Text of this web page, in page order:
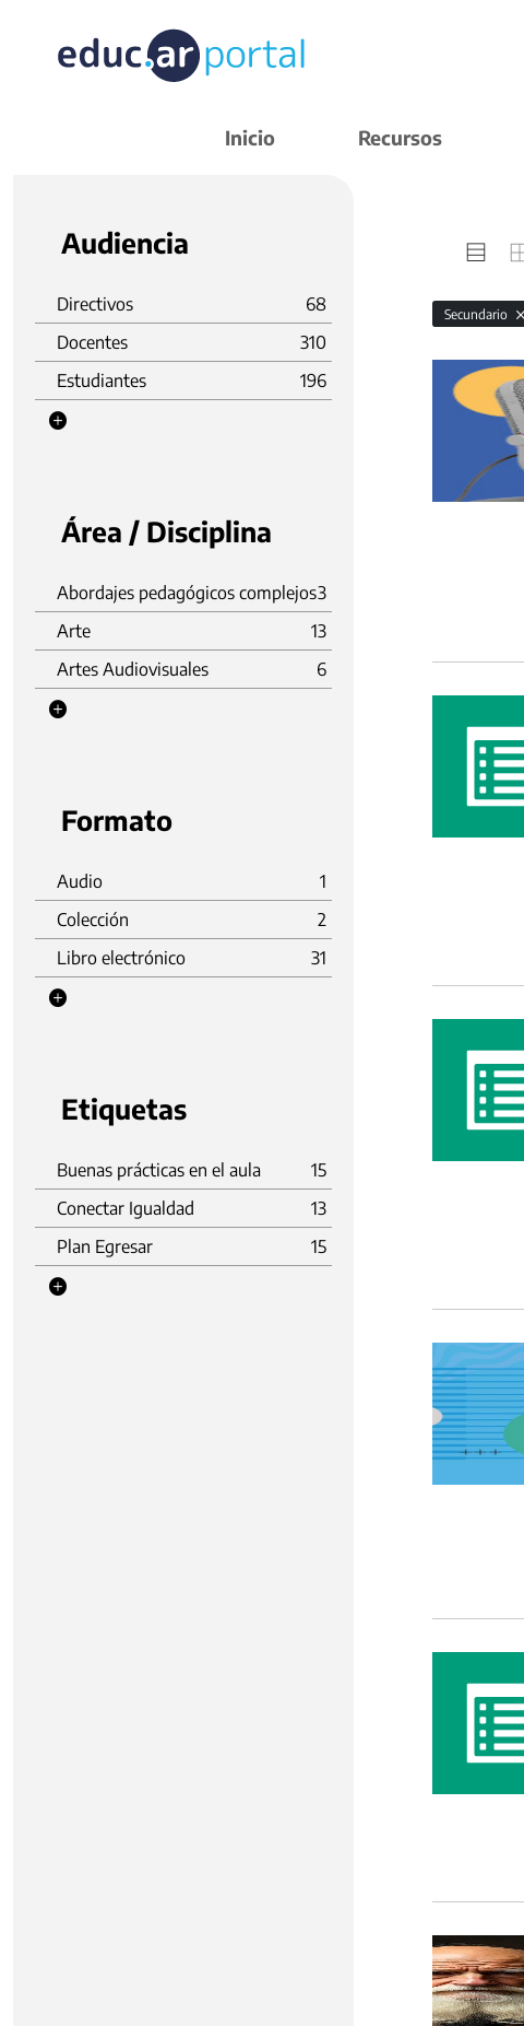
Inicio Recursos
Audiencia
Directivos
68
Docentes
310
Estudiantes
196
Área / Disciplina
Abordajes pedagógicos complejos3
Arte
13
Artes Audiovisuales
6
Formato
Audio
1
Colección
2
Libro electrónico
31
Etiquetas
Buenas prácticas en el aula
15
Conectar Igualdad
13
Plan Egresar
15
Secundario